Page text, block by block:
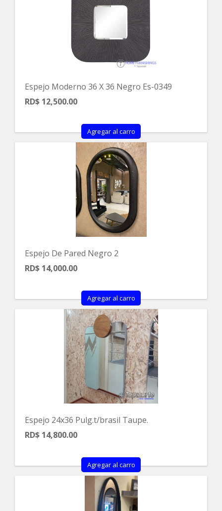
Espejo Moderno 36 X 36 Negro Es-0349
RD$ 12,500.00
Agregar al carro
Espejo De Pared Negro 2
RD$ 14,000.00
Agregar al carro
Espejo 24x36 Pulg.t/brasil Taupe.
RD$ 14,800.00
Agregar al carro